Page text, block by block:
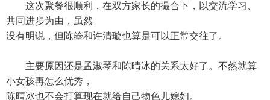
这次聚餐很顺利，在双方家长的撮合下，以交流学习、
共同进步为由，虽然
没有明说，但陈箜和许清璇也算是可以正常交往了。
主要原因还是孟淑琴和陈晴冰的关系太好了。不然就算
小女孩再怎么优秀，
陈晴冰也不会打算现在就给自己物色儿媳妇。